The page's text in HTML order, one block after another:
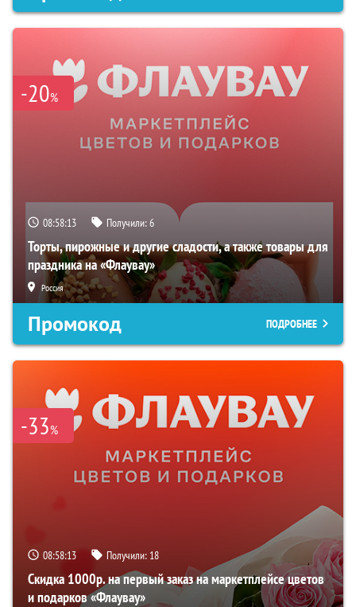
-20%
08:58:12 Получили:6
Торты, пирожные и другие сладости, а также товары для
праздника на «Флаувау»
Россия
Промокод ПОДРОБНЕЕ
-33%
08:58:12 Получили: 18
Скидка 1000р. на первый заказ на маркетплейсе цветов
и подарков «Флаувау»